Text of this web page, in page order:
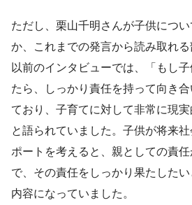
ただし、栗山千明さんが子供につ
か、これまでの発言から読み取れる
以前のインタビューでは、「もし
たら、しっかり責任を持って向き
ており、子育てに対して非常に現
と語られていました。子供が将来
ポートを考えると、親としての責
で、その責任をしっかり果たした
内容になっていました。